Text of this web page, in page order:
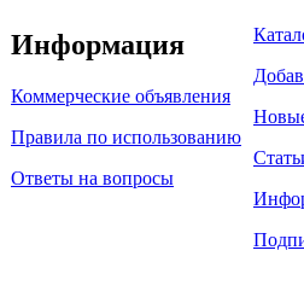
Информация
Коммерческие объявления
Правила по использованию
Ответы на вопросы